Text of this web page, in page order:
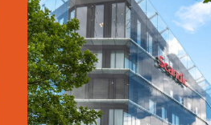
SCANDIC
SPECTRUM